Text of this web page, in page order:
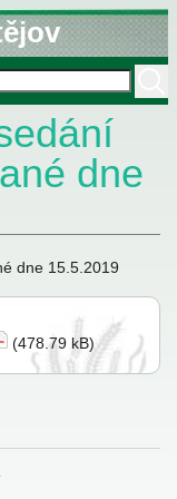
dne
dne 15.5.2019
(478.79 kB)